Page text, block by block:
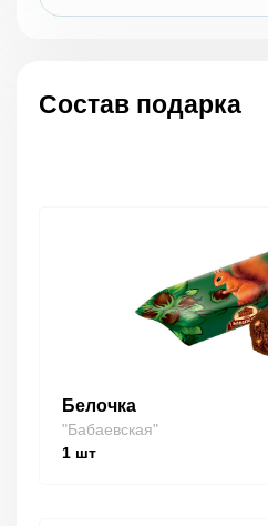
Состав подарка
Белочка
"Бабаевская"
1 шт